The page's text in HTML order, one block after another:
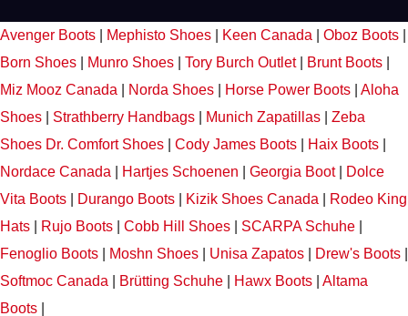
Avenger Boots Mephisto Shoes Keen Canada Oboz Boots
Born Shoes
Munro Shoes Tory Burch Outlet Brunt Boots
Miz Mooz Canada
Norda Shoes Horse Power Boots
Aloha
Shoes
Strathberry Handbags Munich Zapatillas
Zeba
Shoes Dr. Comfort Shoes Cody James Boots Haix Boots
Nordace Canada
Hartjes Schoenen Georgia Boot|
Dolce
Vita Boots
Durango Boots Kizik Shoes Canada
Rodeo King
Hats
Rujo Boots Cobb Hill Shoes SCARPA Schuhe
Fenoglio Boots
Moshn Shoes Unisa Zapatos Drew's Boots
Softmoc Canada
Brütting Schuhe Hawx Boots
Altama
Boots